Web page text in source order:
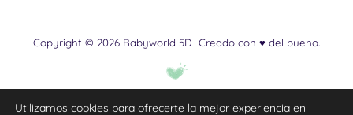
Copyright © 2026 Babyworld 5D Creado con ♥ del bueno.
Utilizamos cookies para ofrecerte la mejor experiencia en